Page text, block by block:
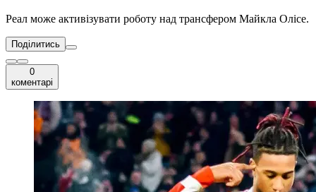
Реал може активізувати роботу над трансфером Майкла Олісе.
Поділитись
0
коментарі